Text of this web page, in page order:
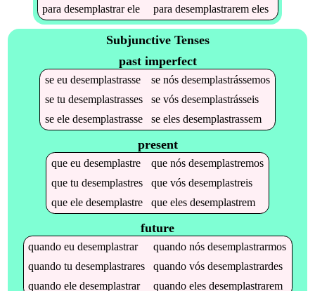
paradesemplastrarele paradesemplastrarem eles
Subjunctive Tenses
past imperfect
se eu desemplastrasse se nós desemplastrássemos
se tu desemplastrasses se vós desemplastrásseis
se ele desemplastrasse se eles desemplastrassem
present
que eu desemplastre que nós desemplastremos
que tu desemplastres que vós desemplastreis
que ele desemplastre que eles desemplastrem
future
quandoeudesemplastrar quandonósdesemplastrarmos
quandotudesemplastrares quandovósdesemplastrardes
quandoeledesemplastrar quandoelesdesemplastrarem